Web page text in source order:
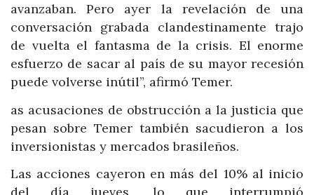
avanzaban. Pero ayer la revelación de una
conversación grabada clandestinamente trajo
de vuelta el fantasma de la crisis. El enorme
esfuerzo de sacar al país de su mayor recesión
puede volverse inútil”, afirmó Temer.
as acusaciones de obstrucción a la justicia que
pesan sobre Temer también sacudieron a los
inversionistas y mercados brasileños.
Las acciones cayeron en más del 10% al inicio